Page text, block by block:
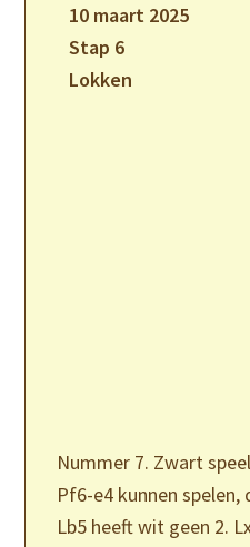
10 maart 2025
Stap 6
Lokken
Nummer 7. Zwart
Pf6-e4 kunnen
Lb5 heeft wit geen 2.